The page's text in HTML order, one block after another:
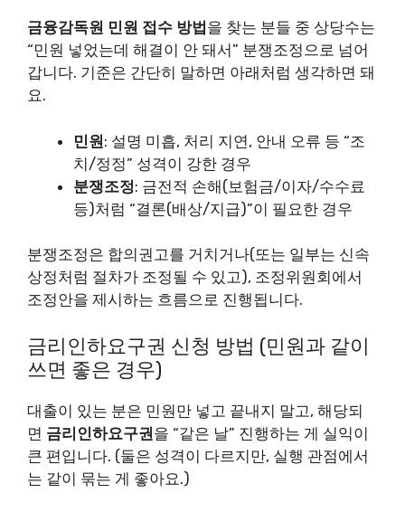
금융감독원 민원 접수 방법 을 찾는 분들 중 상당수는
“민원 넣었는데 해결이 안 돼서” 분쟁조정으로 넘어
갑니다. 기준은 간단히 말하면 아래처럼 생각하면 돼
요.
민원: 설명 미흡, 처리 지연, 안내 오류 등 “조
치/정정” 성격이 강한 경우
분쟁조정: 금전적 손해(보험금/이자/수수료
등)처럼 “결론(배상/지급)”이 필요한 경우
분쟁조정은 합의권고를 거치거나(또는 일부는 신속
상정처럼 절차가 조정될 수 있고), 조정위원회에서
조정안을 제시하는 흐름으로 진행됩니다.
금리인하요구권 신청 방법 (민원과 같이
쓰면 좋은 경우)
대출이 있는 분은 민원만 넣고 끝내지 말고, 해당되
면 금리인하요구권을 “같은 날” 진행하는 게 실익이
큰 편입니다. (둘은 성격이 다르지만, 실행 관점에서
는 같이 묶는 게 좋아요.)